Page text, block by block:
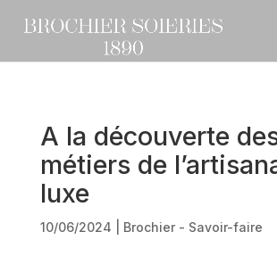
A la découverte
métiers de
luxe
10/06/2024 Brochier - Savoir-faire